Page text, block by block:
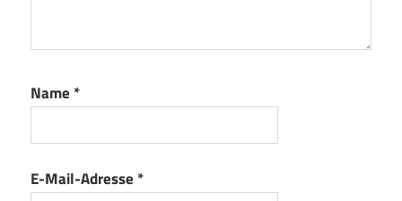
Name *
E-Mail-Adresse *